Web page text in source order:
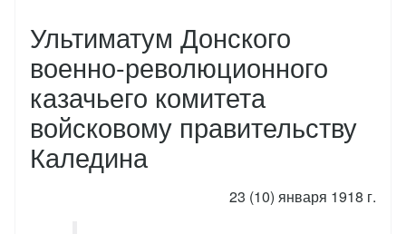
Ультиматум Донского
военно-революционного
казачьего комитета
войсковому правительству
Каледина
23 (10) января 1918 г.